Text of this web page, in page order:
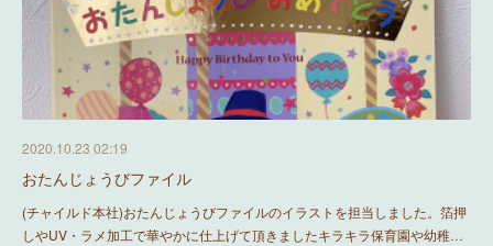
2020.10.23 02:19
おたんじょうびファイル
(チャイルド本社)おたんじょうびファイルのイラストを担当しました。箔押
しやUV・ラメ加工で華やかに仕上げて頂きましたキラキラ保育園や幼稚…